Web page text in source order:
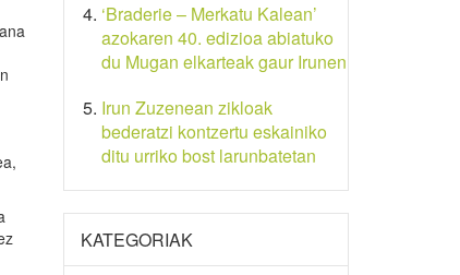
‘Braderie – Merkatu Kalean’
azokaren 40. edizioa abiatuko
du Mugan elkarteak gaur Irunen
Irun Zuzenean zikloak
bederatzi kontzertu eskainiko
ditu urriko bost larunbatetan
KATEGORIAK